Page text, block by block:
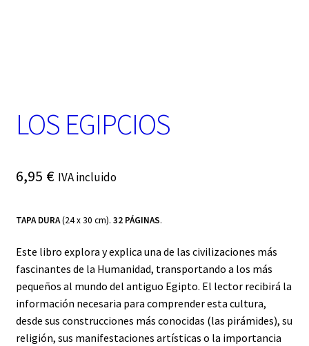
LOS EGIPCIOS
6,95 € IVA incluido
TAPA DURA(24 x 30 cm). 32 PÁGINAS.
Este libro explora y explica una de las civilizaciones más
fascinantes de la Humanidad, transportando a los más
pequeños al mundo del antiguo Egipto. El lector recibirá la
información necesaria para comprender esta cultura,
desde sus construcciones más conocidas (las pirámides), su
religión, sus manifestaciones artísticas o la importancia